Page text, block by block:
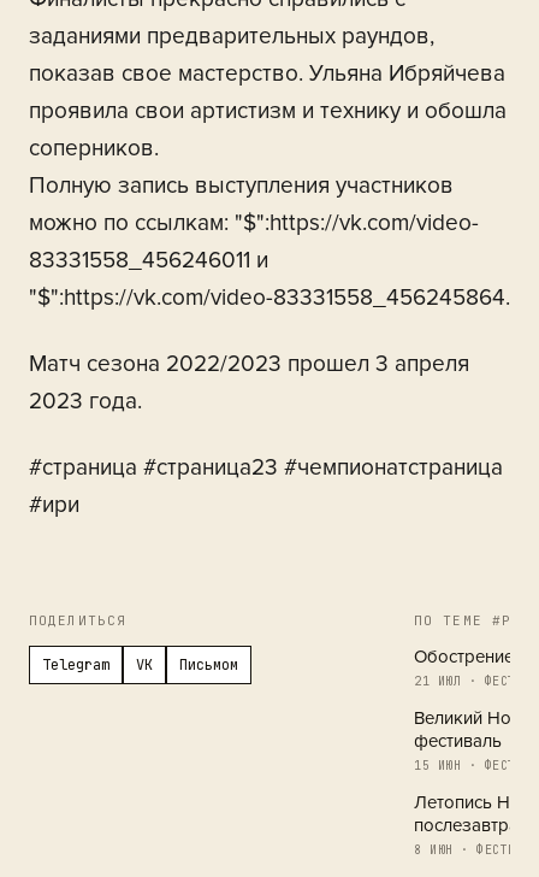
заданиями предварительных раундов,
показав свое мастерство. Ульяна Ибряйчева
проявила свои артистизм и технику и обошла
соперников.
Полную запись выступления участников
можно по ссылкам: "$":https://vk.com/video-
83331558_456246011 и
"$":https://vk.com/video-83331558_456245864.
Матч сезона 2022/2023 прошел 3 апреля
2023 года.
#страница #страница23 #чемпионатстраница
#ири
ПОДЕЛИТЬСЯ
Telegram VK Письмом
ПО ТЕМЕ
Обострение в
21 ИЮЛ ·
Великий
фестиваль
15 ИЮН ·
Летопись
послезавтра
8 ИЮН ·